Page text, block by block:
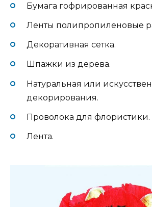
Бумага гофрированная
Ленты полипропиленовые
Декоративная сетка.
Шпажки из дерева.
Натуральная или
декорирования.
Проволока для флористики.
Лента.